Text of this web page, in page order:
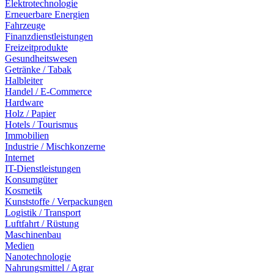
Elektrotechnologie
Erneuerbare Energien
Fahrzeuge
Finanzdienstleistungen
Freizeitprodukte
Gesundheitswesen
Getränke / Tabak
Halbleiter
Handel / E-Commerce
Hardware
Holz / Papier
Hotels / Tourismus
Immobilien
Industrie / Mischkonzerne
Internet
IT-Dienstleistungen
Konsumgüter
Kosmetik
Kunststoffe / Verpackungen
Logistik / Transport
Luftfahrt / Rüstung
Maschinenbau
Medien
Nanotechnologie
Nahrungsmittel / Agrar